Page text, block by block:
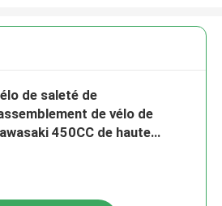
de saleté de
de vélo de
450CC de haute